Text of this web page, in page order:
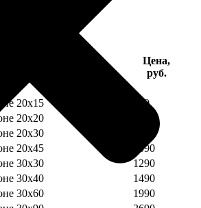
Цена,
руб.
20х15
690
20х20
20х30
20х45
1090
30х30
1290
30х40
1490
30х60
1990